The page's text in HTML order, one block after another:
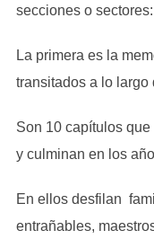
secciones o sectores:
La primera es la
transitados a lo largo
Son 10 capítulos
y culminan en los
En ellos desfilan
entrañables,